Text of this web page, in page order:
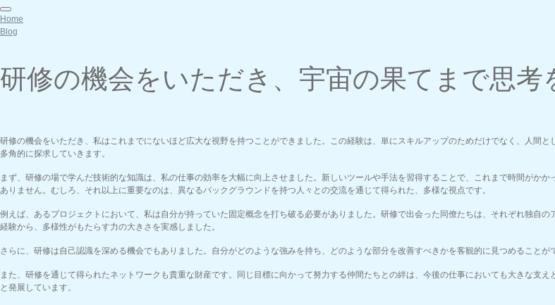
Home
Blog
研修の機会をいただき、宇宙の果てまで思考
研修の機会をいただき、私はこれまでにないほど広大な視野を持つことができました。この経験は、単にスキルアップのためだけでなく、人間
多角的に探求していきます。
まず、研修の場で学んだ技術的な知識は、私の仕事の効率を大幅に向上させました。新しいツールや手法を習得することで、これまで時間がか
ありません。むしろ、それ以上に重要なのは、異なるバックグラウンドを持つ人々との交流を通じて得られた、多様な視点です。
例えば、あるプロジェクトにおいて、私は自分が持っていた固定概念を打ち破る必要がありました。研修で出会った同僚たちは、それぞれ独自
経験から、多様性がもたらす力の大きさを実感しました。
さらに、研修は自己認識を深める機会でもありました。自分がどのような強みを持ち、どのような部分を改善すべきかを客観的に見つめること
また、研修を通じて得られたネットワークも貴重な財産です。同じ目標に向かって努力する仲間たちとの絆は、今後の仕事においても大きな支
と発展しています。